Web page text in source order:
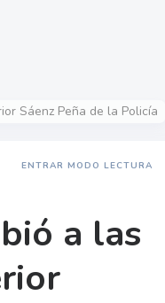
Sáenz Peña de la Policía
ENTRAR MODO LECTURA
a las